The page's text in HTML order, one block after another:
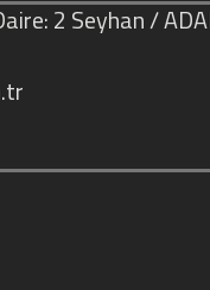
2 Seyhan /